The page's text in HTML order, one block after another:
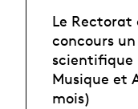
Le Rectorat
concours un
scientifique
Musique et
mois)